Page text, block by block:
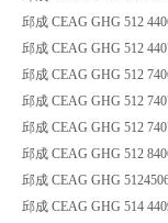
邱成 CEAG GHG 512
邱成 CEAG GHG 512
邱成 CEAG GHG 512
邱成 CEAG GHG 512
邱成 CEAG GHG 512
邱成 CEAG GHG 512
邱成 CEAG GHG
邱成 CEAG GHG 514